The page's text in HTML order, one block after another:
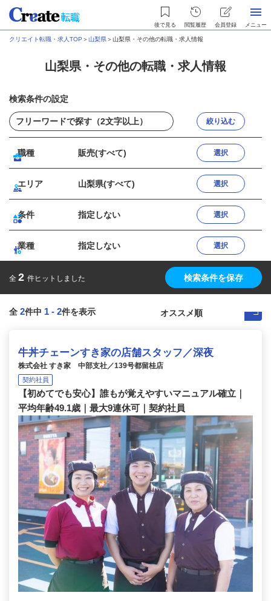
後で見る 閲覧履歴 会員登録 メニュー
クリエイト転職・求人TOP ＞山梨県＞山梨県・その他の転職・求人情報
山梨県・その他の転職・求人情報
検索条件の設定
絞り込む
職種 販売(すべて) 選択
エリア 山梨県(すべて) 選択
条件 指定しない 選択
業種 指定しない 選択
全 2 件ヒットしました 検索条件を保存
全 2件中 1 - 2件を表示
牛丼チェーンすき家の店舗スタッフ／深夜
株式会社 すき家 中部支社／139号都留桂店
契約社員
【初めてでも安心】誰もが覚えやすいマニュアル確立｜
平均年齢49.1歳｜最大9連休可｜契約社員